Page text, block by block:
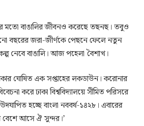
মতো বাঙালির জীবনও করেছে তছনছ। তবুও
জরা-জীর্ণকে পেছনে ফেলে নতুন
নেবে বাঙালি। আজ পহেলা বৈশাখ।
ঘোষিত এক সপ্তাহের লকডাউন। করোনার
করে ঢাকা বিশ্ববিদ্যালয়ে সীমিত পরিসরে
উদযাপিত হচ্ছে বাংলা নববর্ষ-১৪২৮। এবারের
বেশে আসে ঐ সুন্দর।’